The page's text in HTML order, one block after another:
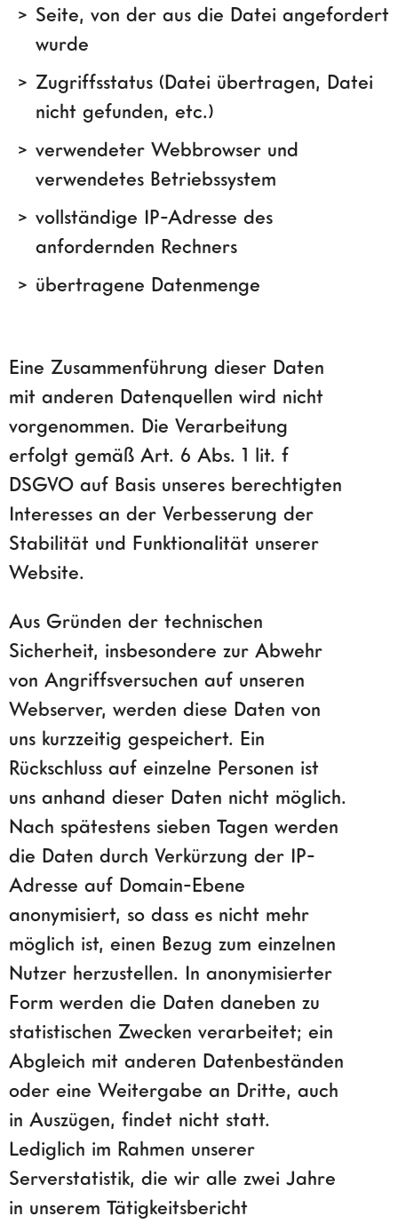
Seite, von der aus die Datei angefordert
wurde
Zugriffsstatus (Datei übertragen, Datei
nicht gefunden, etc.)
verwendeter Webbrowser und
verwendetes Betriebssystem
vollständige IP-Adresse des
anfordernden Rechners
übertragene Datenmenge
Eine Zusammenführung dieser Daten
mit anderen Datenquellen wird nicht
vorgenommen. Die Verarbeitung
erfolgt gemäß Art. 6 Abs. 1 lit. f
DSGVO auf Basis unseres berechtigten
Interesses an der Verbesserung der
Stabilität und Funktionalität unserer
Website.
Aus Gründen der technischen
Sicherheit, insbesondere zur Abwehr
von Angriffsversuchen auf unseren
Webserver, werden diese Daten von
uns kurzzeitig gespeichert. Ein
Rückschluss auf einzelne Personen ist
uns anhand dieser Daten nicht möglich.
Nach spätestens sieben Tagen werden
die Daten durch Verkürzung der IP-
Adresse auf Domain-Ebene
anonymisiert, so dass es nicht mehr
möglich ist, einen Bezug zum einzelnen
Nutzer herzustellen. In anonymisierter
Form werden die Daten daneben zu
statistischen Zwecken verarbeitet; ein
Abgleich mit anderen Datenbeständen
oder eine Weitergabe an Dritte, auch
in Auszügen, findet nicht statt.
Lediglich im Rahmen unserer
Serverstatistik, die wir alle zwei Jahre
in unserem Tätigkeitsbericht